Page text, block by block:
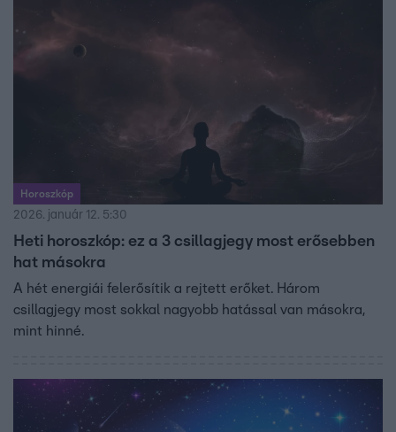
Horoszkóp
2026. január 12. 5:30
Heti horoszkóp: ez a 3 csillagjegy most erősebben
hat másokra
A hét energiái felerősítik a rejtett erőket. Három
csillagjegy most sokkal nagyobb hatással van másokra,
mint hinné.